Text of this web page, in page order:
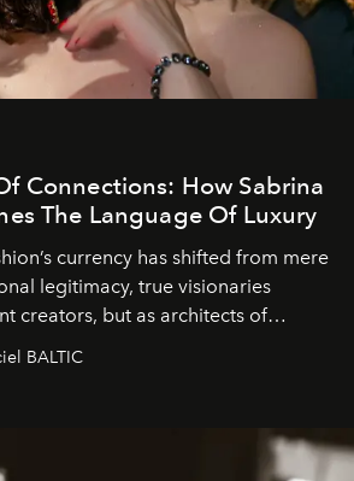
Connections: How Sabrina
The Language Of Luxury
currency has shifted from mere
legitimacy, true visionaries
creators, but as architects of
Spinelli
three decades of mastery in luxury,
commerce, and culture
precision.
BALTIC